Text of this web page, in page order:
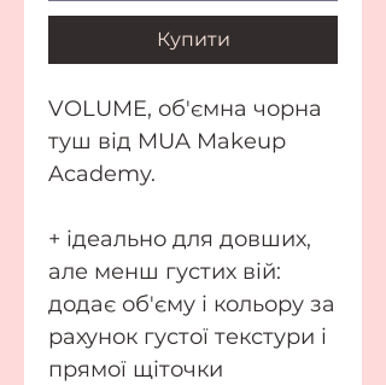
Купити
VOLUME, об'ємна чорна
туш від MUA Makeup
Academy.
+ ідеально для довших,
але менш густих вій:
додає об'єму і кольору за
рахунок густої текстури і
прямої щіточки